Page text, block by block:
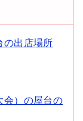
の出店場所
会）の屋台の